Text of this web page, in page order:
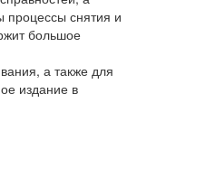
процессы снятия и
большое
а также для
издание в